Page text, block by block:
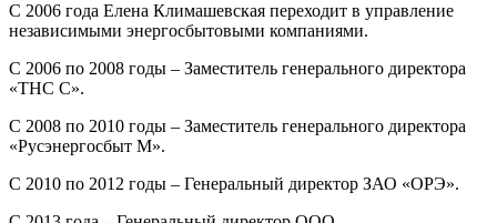
С 2006 года Елена Климашевская переходит в управление
независимыми энергосбытовыми компаниями.
С 2006 по 2008 годы – Заместитель генерального директора
«ТНС С».
С 2008 по 2010 годы – Заместитель генерального директора
«Русэнергосбыт М».
С 2010 по 2012 годы – Генеральный директор ЗАО «ОРЭ».